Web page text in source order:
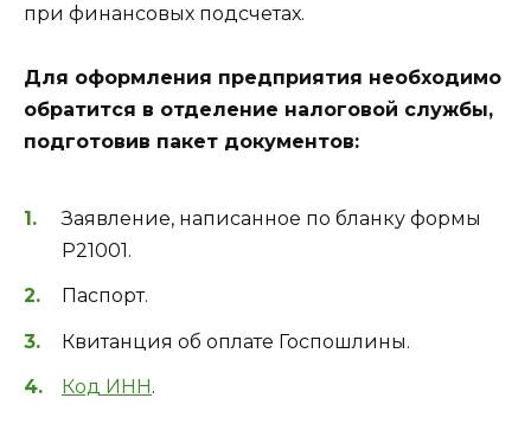
при финансовых подсчетах.
Для оформления предприятия необходимо
обратится в отделение налоговой службы,
подготовив пакет документов:
Заявление, написанное по бланку формы
Р21001.
Паспорт.
Квитанция об оплате Госпошлины.
Код ИНН.